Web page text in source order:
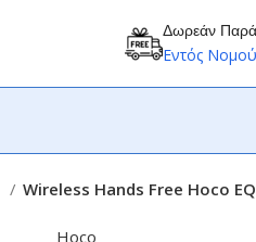
Δωρεάν
Εντός Νομού
Wireless Hands Free Hoco
Hoco